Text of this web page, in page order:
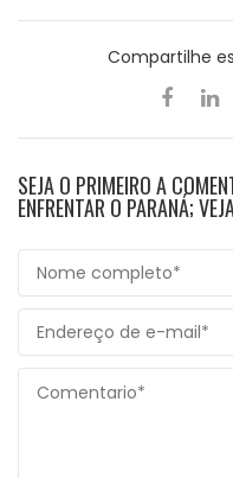
Compartilhe
SEJA O PRIMEIRO A
ENFRENTAR O PARANÁ;